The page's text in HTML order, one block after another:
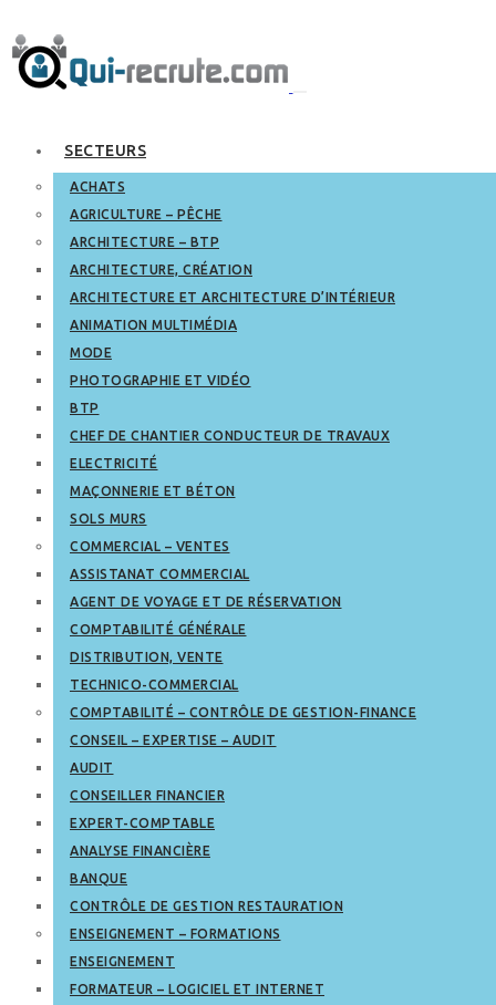
SECTEURS
ACHATS
AGRICULTURE – PÊCHE
ARCHITECTURE – BTP
ARCHITECTURE, CRÉATION
ARCHITECTURE ET ARCHITECTURE D’INTÉRIEUR
ANIMATION MULTIMÉDIA
MODE
PHOTOGRAPHIE ET VIDÉO
BTP
CHEF DE CHANTIER CONDUCTEUR DE TRAVAUX
ELECTRICITÉ
MAÇONNERIE ET BÉTON
SOLS MURS
COMMERCIAL – VENTES
ASSISTANAT COMMERCIAL
AGENT DE VOYAGE ET DE RÉSERVATION
COMPTABILITÉ GÉNÉRALE
DISTRIBUTION, VENTE
TECHNICO-COMMERCIAL
COMPTABILITÉ – CONTRÔLE DE GESTION-FINANCE
CONSEIL – EXPERTISE – AUDIT
AUDIT
CONSEILLER FINANCIER
EXPERT-COMPTABLE
ANALYSE FINANCIÈRE
BANQUE
CONTRÔLE DE GESTION RESTAURATION
ENSEIGNEMENT – FORMATIONS
ENSEIGNEMENT
FORMATEUR – LOGICIEL ET INTERNET